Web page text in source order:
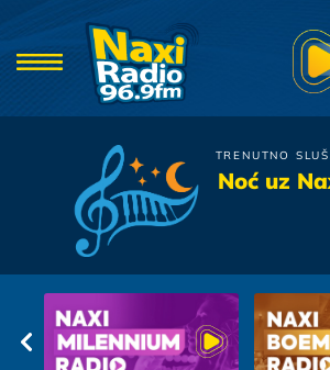
TRENUTNO
Noć uz